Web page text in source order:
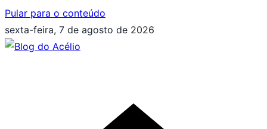
Pular para o conteúdo
sexta-feira, 7 de agosto de 2026